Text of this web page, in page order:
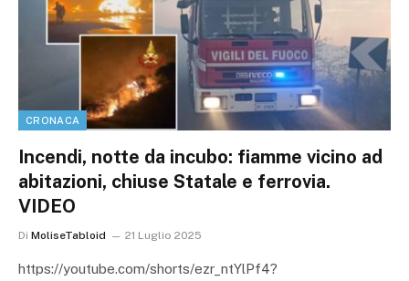
CRONACA
Incendi, notte da incubo: fiamme vicino ad
abitazioni, chiuse Statale e ferrovia.
VIDEO
Di MoliseTabloid 21 Luglio 2025
https://youtube.com/shorts/ezr_ntYlPf4?